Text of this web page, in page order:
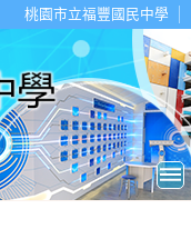
桃園市立福豐國民中學